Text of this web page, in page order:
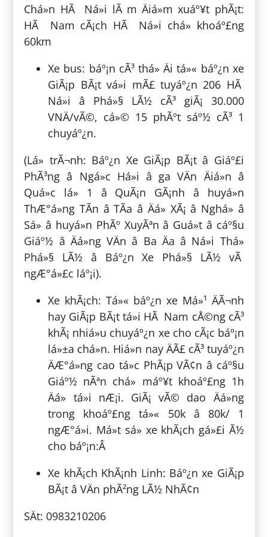
Chá»n HÃ Ná»i lÃ m Äiá»m xuáº¥t phÃ¡t:
HÃ Nam cÃ¡ch HÃ Ná»i chá» khoáº£ng
60km
Xe bus: báº¡n cÃ³ thá» Äi tá»« báº¿n xe
GiÃ¡p BÃ¡t vá»i mÃ£ tuyáº¿n 206 HÃ
Ná»i â Phá»§ LÃ½ cÃ³ giÃ¡ 30.000
VNÄ/vÃ©, cá»© 15 phÃºt sáº½ cÃ³ 1
chuyáº¿n.
(Lá» trÃ¬nh: Báº¿n Xe GiÃ¡p BÃ¡t â Giáº£i
PhÃ³ng â Ngá»c Há»i â ga VÄn Äiá»n â
Quá»c lá» 1 â QuÃ¡n GÃ¡nh â huyá»n
ThÆ°á»ng TÃ­n â TÃ­a â Äá» XÃ¡ â Nghá» â
Sá» â huyá»n PhÃº XuyÃªn â Guá»t â cáº§u
Giáº½ â Äá»ng VÄn â Ba Äa â Ná»i Thá»
Phá»§ LÃ½ â Báº¿n Xe Phá»§ LÃ½ vÃ
ngÆ°á»£c láº¡i).
Xe khÃ¡ch: Tá»« báº¿n xe Má»¹ ÄÃ¬nh
hay GiÃ¡p BÃ¡t tá»i HÃ Nam cÅ©ng cÃ³
khÃ¡ nhiá»u chuyáº¿n xe cho cÃ¡c báº¡n
lá»±a chá»n. Hiá»n nay ÄÃ£ cÃ³ tuyáº¿n
ÄÆ°á»ng cao tá»c PhÃ¡p VÃ¢n â cáº§u
Giáº½ nÃªn chá» máº¥t khoáº£ng 1h
Äá» tá»i nÆ¡i. GiÃ¡ vÃ© dao Äá»ng
trong khoáº£ng tá»« 50k â 80k/ 1
ngÆ°á»i. Má»t sá» xe khÃ¡ch gá»£i Ã½
cho báº¡n:Â
Xe khÃ¡ch KhÃ¡nh Linh: Báº¿n xe GiÃ¡p
BÃ¡t â VÄn phÃ²ng LÃ½ NhÃ¢n
SÄt: 0983210206